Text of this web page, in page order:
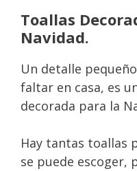
Toallas
Navidad.
Un detalle
faltar en casa, es
decorada para la
Hay tantas toallas
se puede escoger,